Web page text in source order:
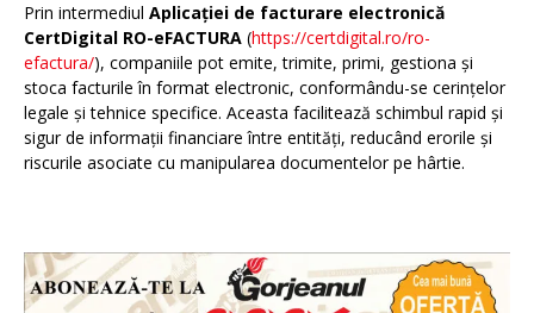
Prin intermediul Aplicației de facturare electronică
CertDigital RO-eFACTURA (https://certdigital.ro/ro-
efactura/), companiile pot emite, trimite, primi, gestiona și
stoca facturile în format electronic, conformându-se cerințelor
legale și tehnice specifice. Aceasta facilitează schimbul rapid și
sigur de informații financiare între entități, reducând erorile și
riscurile asociate cu manipularea documentelor pe hârtie.